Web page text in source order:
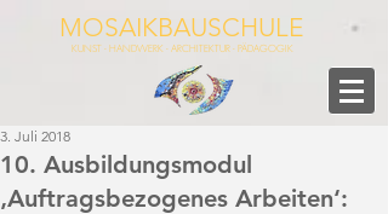
MOSAIKBAUSCHULE
KUNST - HANDWERK - ARCHITEKTUR - PÄDAGOGIK
10. Ausbildungsmodul
‚Auftragsbezogenes Arbeiten‘:
3. Juli 2018